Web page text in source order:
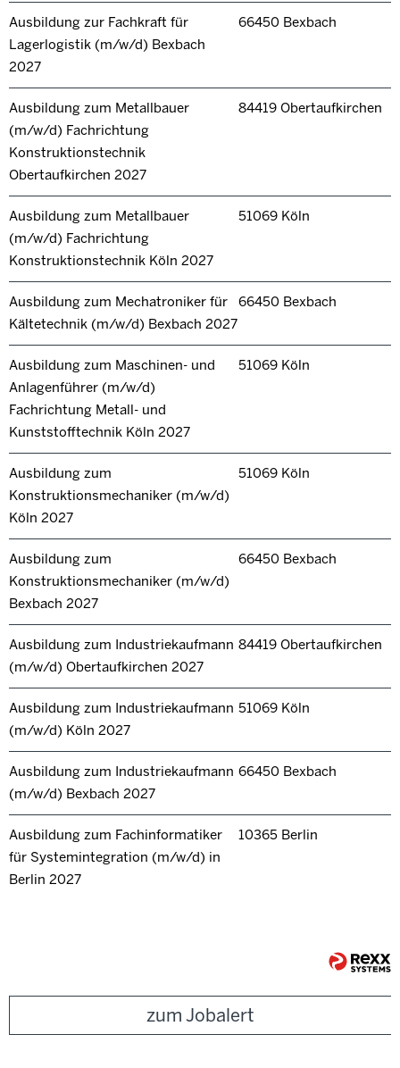
Ausbildung zur Fachkraft für
Lagerlogistik (m/w/d) Bexbach
2027
66450 Bexbach
Ausbildung zum Metallbauer
(m/w/d) Fachrichtung
Konstruktionstechnik
Obertaufkirchen 2027
84419 Obertaufkirchen
Ausbildung zum Metallbauer
(m/w/d) Fachrichtung
Konstruktionstechnik Köln 2027
51069 Köln
Ausbildung zum Mechatroniker für
Kältetechnik (m/w/d) Bexbach 2027
66450 Bexbach
Ausbildung zum Maschinen- und
Anlagenführer (m/w/d)
Fachrichtung Metall- und
Kunststofftechnik Köln 2027
51069 Köln
Ausbildung zum
Konstruktionsmechaniker (m/w/d)
Köln 2027
51069 Köln
Ausbildung zum
Konstruktionsmechaniker (m/w/d)
Bexbach 2027
66450 Bexbach
Ausbildung zum Industriekaufmann
(m/w/d) Obertaufkirchen 2027
84419 Obertaufkirchen
Ausbildung zum Industriekaufmann
(m/w/d) Köln 2027
51069 Köln
Ausbildung zum Industriekaufmann
(m/w/d) Bexbach 2027
66450 Bexbach
Ausbildung zum Fachinformatiker
für Systemintegration (m/w/d) in
Berlin 2027
10365 Berlin
zum Jobalert